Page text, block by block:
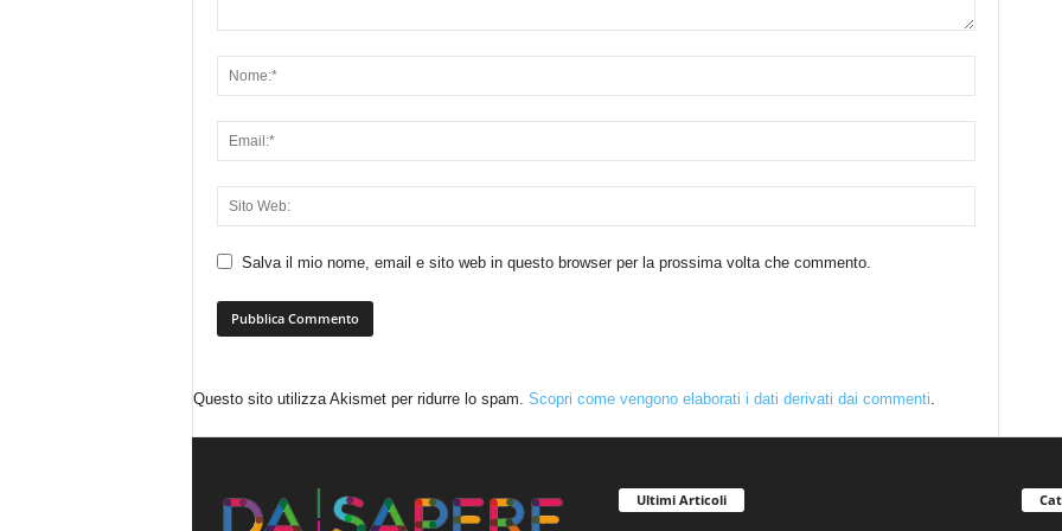
Salva il mio nome, email e sito web in questo browser per la prossima volta che commento.
Questo sito utilizza Akismet per ridurre lo spam. Scopri come vengono elaborati i dati derivati dai commenti.
Ultimi Articoli